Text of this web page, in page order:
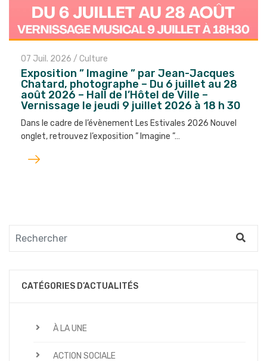
07 Juil. 2026 / Culture
Exposition ” Imagine ” par Jean-Jacques
Chatard, photographe – Du 6 juillet au 28
août 2026 – Hall de l’Hôtel de Ville –
Vernissage le jeudi 9 juillet 2026 à 18 h 30
Dans le cadre de l’évènement Les Estivales 2026 Nouvel
onglet, retrouvez l’exposition ” Imagine ”…
Lire
l'article
CATÉGORIES D’ACTUALITÉS
À LA UNE
ACTION SOCIALE